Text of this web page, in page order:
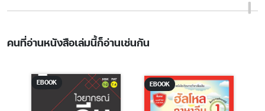
คนที่อ่านหนังสือเล่มนี้ก็อ่านเช่นกัน
EBOOK EBOOK